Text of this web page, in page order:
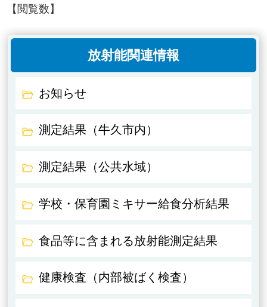
【閲覧数】
放射能関連情報
お知らせ
測定結果（牛久市内）
測定結果（公共水域）
学校・保育園ミキサー給食分析結果
食品等に含まれる放射能測定結果
健康検査（内部被ばく検査）